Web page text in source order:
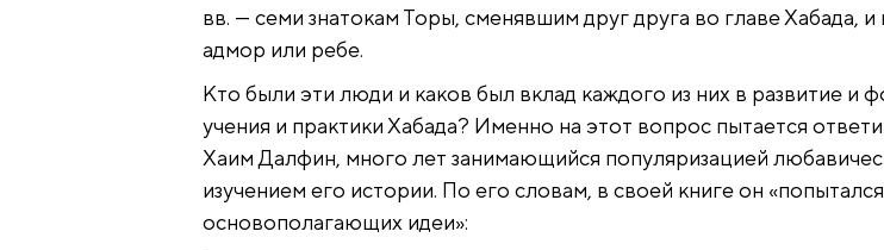
вв. — семи знатокам Торы, сменявшим друг друга во главе Хабада,
адмор или ребе.
Кто были эти люди и каков был вклад каждого из них в развитие и
учения и практики Хабада? Именно на этот вопрос пытается
Хаим Далфин, много лет занимающийся популяризацией
изучением его истории. По его словам, в своей книге он
основополагающих идеи»: